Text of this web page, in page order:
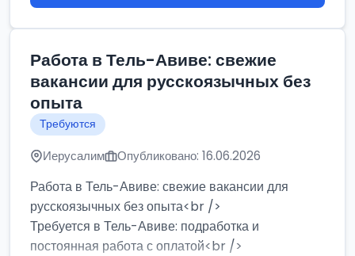
Работа в Тель-Авиве: свежие
вакансии для русскоязычных без
опыта
Требуются
Иерусалим Опубликовано: 16.06.2026
Работа в Тель-Авиве: свежие вакансии для
русскоязычных без опыта<br />
Требуется в Тель-Авиве: подработка и
постоянная работа с оплатой<br />